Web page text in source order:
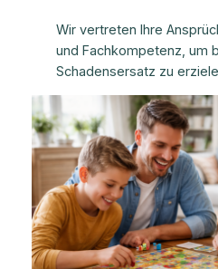
Wir vertreten Ihre
und Fachkompetenz, um
Schadensersatz zu